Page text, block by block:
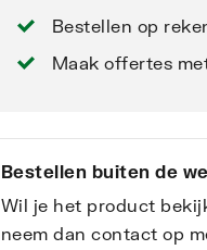
Bestellen op
Maak offertes
Bestellen buiten de
Wil je het product
neem dan contact op